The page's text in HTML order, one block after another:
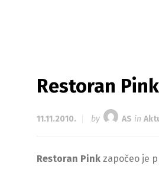
Restoran
11.11.2010. by AS in
Restoran Pink započeo je